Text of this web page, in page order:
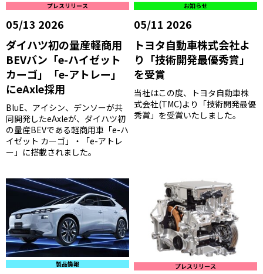
05/13 2026
プレスリリース
ダイハツ初の量産軽商用
BEVバン「e-ハイゼット
カーゴ」「e-アトレー」
にeAxle採用
BluE、アイシン、デンソーが共
同開発したeAxleが、ダイハツ初
の量産BEVである軽商用車「e-ハ
イゼット カーゴ」・「e-アトレ
ー」に搭載されました。
05/11 2026
お知らせ
トヨタ自動車株式会社よ
り「技術開発最優秀賞」
を受賞
当社はこの度、トヨタ自動車株
式会社(TMC)より「技術開発最優
秀賞」を受賞いたしました。
製品情報 プレスリリース